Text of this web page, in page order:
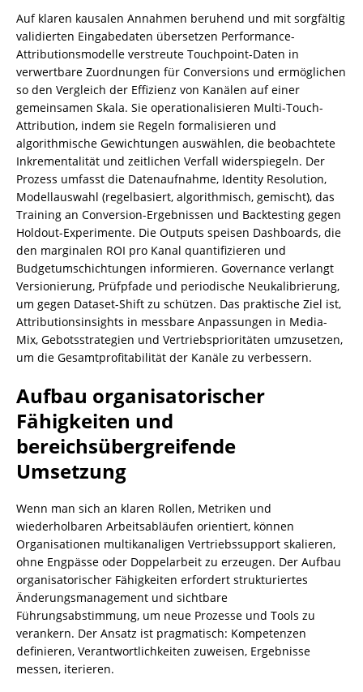
Auf klaren kausalen Annahmen beruhend und mit sorgfältig
validierten Eingabedaten übersetzen Performance-
Attributionsmodelle verstreute Touchpoint-Daten in
verwertbare Zuordnungen für Conversions und ermöglichen
so den Vergleich der Effizienz von Kanälen auf einer
gemeinsamen Skala. Sie operationalisieren Multi-Touch-
Attribution, indem sie Regeln formalisieren und
algorithmische Gewichtungen auswählen, die beobachtete
Inkrementalität und zeitlichen Verfall widerspiegeln. Der
Prozess umfasst die Datenaufnahme, Identity Resolution,
Modellauswahl (regelbasiert, algorithmisch, gemischt), das
Training an Conversion-Ergebnissen und Backtesting gegen
Holdout-Experimente. Die Outputs speisen Dashboards, die
den marginalen ROI pro Kanal quantifizieren und
Budgetumschichtungen informieren. Governance verlangt
Versionierung, Prüfpfade und periodische Neukalibrierung,
um gegen Dataset-Shift zu schützen. Das praktische Ziel ist,
Attributionsinsights in messbare Anpassungen in Media-
Mix, Gebotsstrategien und Vertriebsprioritäten umzusetzen,
um die Gesamtprofitabilität der Kanäle zu verbessern.
Aufbau organisatorischer
Fähigkeiten und
bereichsübergreifende
Umsetzung
Wenn man sich an klaren Rollen, Metriken und
wiederholbaren Arbeitsabläufen orientiert, können
Organisationen multikanaligen Vertriebssupport skalieren,
ohne Engpässe oder Doppelarbeit zu erzeugen. Der Aufbau
organisatorischer Fähigkeiten erfordert strukturiertes
Änderungsmanagement und sichtbare
Führungsabstimmung, um neue Prozesse und Tools zu
verankern. Der Ansatz ist pragmatisch: Kompetenzen
definieren, Verantwortlichkeiten zuweisen, Ergebnisse
messen, iterieren.